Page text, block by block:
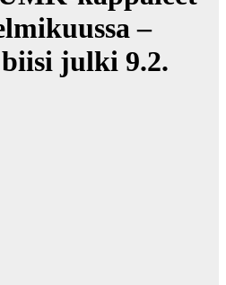
–
julki 9.2.